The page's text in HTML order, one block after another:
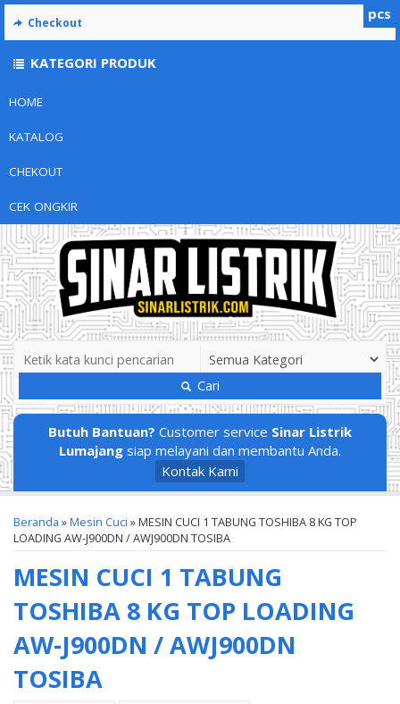
HOME
KATALOG
CHEKOUT
CEK ONGKIR
Cari
Butuh Bantuan? Customer service Sinar Listrik
Lumajang siap melayani dan membantu Anda.
Kontak Kami
Beranda »Mesin Cuci »MESIN CUCI 1 TABUNG TOSHIBA 8 KG TOP
LOADING AW-J900DN / AWJ900DN TOSIBA
MESIN CUCI 1 TABUNG
TOSHIBA 8 KG TOP LOADING
AW-J900DN / AWJ900DN
TOSIBA
pcs
Checkout
KATEGORI PRODUK